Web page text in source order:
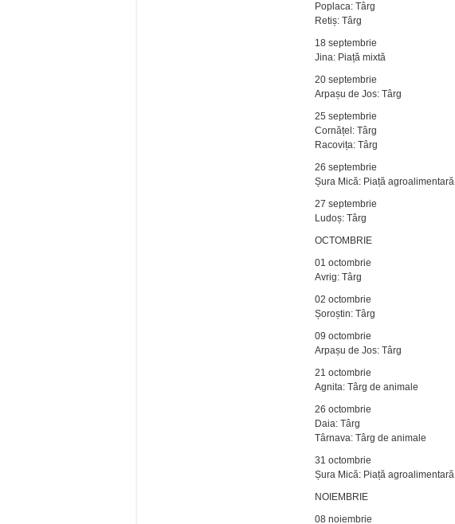
Poplaca: Târg
Retiș: Târg
18 septembrie
Jina: Piață mixtă
20 septembrie
Arpașu de Jos: Târg
25 septembrie
Cornățel: Târg
Racovița: Târg
26 septembrie
Șura Mică: Piață agroalimentară
27 septembrie
Ludoș: Târg
OCTOMBRIE
01 octombrie
Avrig: Târg
02 octombrie
Șoroștin: Târg
09 octombrie
Arpașu de Jos: Târg
21 octombrie
Agnita: Târg de animale
26 octombrie
Daia: Târg
Târnava: Târg de animale
31 octombrie
Șura Mică: Piață agroalimentară
NOIEMBRIE
08 noiembrie